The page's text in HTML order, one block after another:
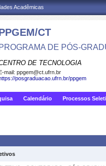
Acadêmicas
CT
PROGRAMA DE PÓS-
DE TECNOLOGIA
mail: ppgem@ct.ufrn.br
posgraduacao.ufrn.br/ppgem
Calendário Processos